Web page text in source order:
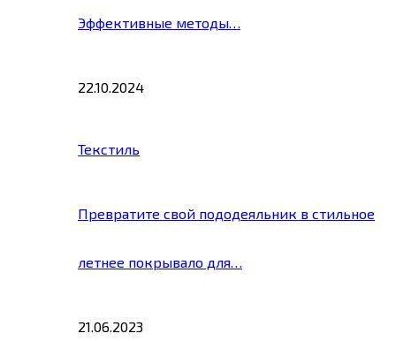
Эффективные методы…
22.10.2024
Текстиль
Превратите свой пододеяльник в стильное
летнее покрывало для…
21.06.2023